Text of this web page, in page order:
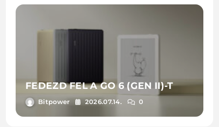
FEDEZD FEL A GO 6 (GEN II)-T
Bitpower 2026.07.14. 0